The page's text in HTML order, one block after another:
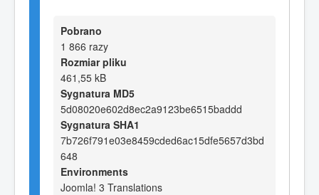
Pobrano
1 866 razy
Rozmiar pliku
461,55 kB
Sygnatura MD5
5d08020e602d8ec2a9123be6515baddd
Sygnatura SHA1
7b726f791e03e8459cded6ac15dfe5657d3bd
648
Environments
Joomla! 3 Translations